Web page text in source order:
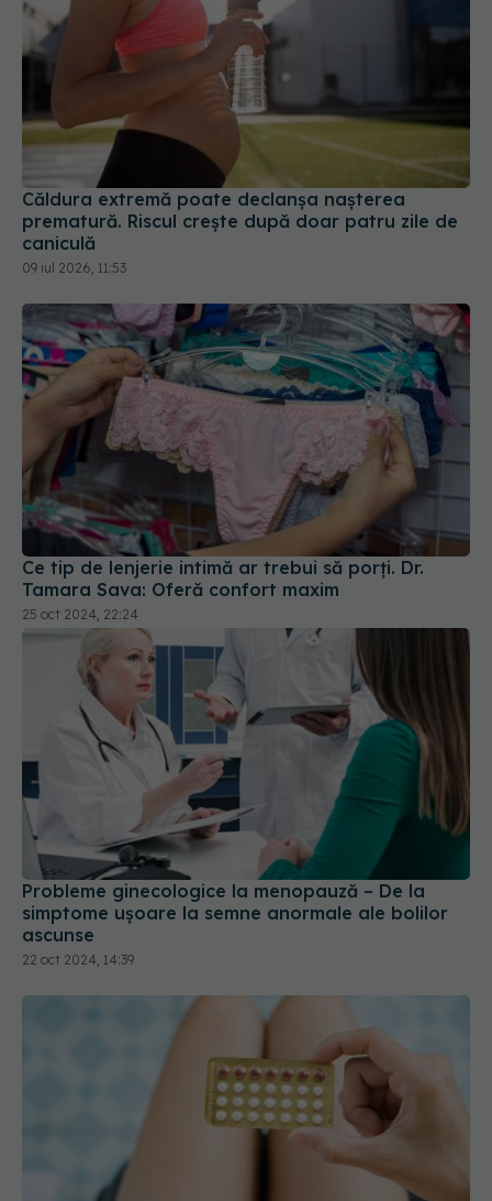
Căldura extremă poate declanșa nașterea
prematură. Riscul crește după doar patru zile de
caniculă
09 iul 2026, 11:53
Ce tip de lenjerie intimă ar trebui să porți. Dr.
Tamara Sava: Oferă confort maxim
25 oct 2024, 22:24
Probleme ginecologice la menopauză – De la
simptome ușoare la semne anormale ale bolilor
ascunse
22 oct 2024, 14:39